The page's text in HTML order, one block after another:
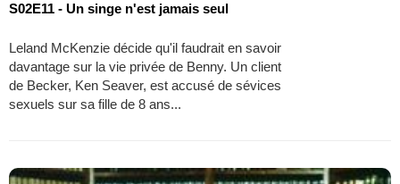
S02E11 - Un singe n'est jamais seul
Leland McKenzie décide qu'il faudrait en savoir
davantage sur la vie privée de Benny. Un client
de Becker, Ken Seaver, est accusé de sévices
sexuels sur sa fille de 8 ans...